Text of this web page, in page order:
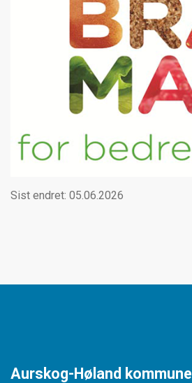
Sist endret: 05.06.2026
Aurskog-Høland kommune